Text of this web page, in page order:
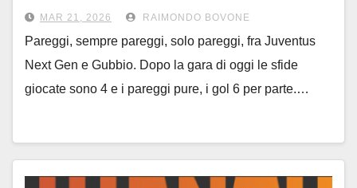
2, gol di Guerra al 94′
MAR 21, 2026 RAIMONDO BOVONE
Pareggi, sempre pareggi, solo pareggi, fra Juventus
Next Gen e Gubbio. Dopo la gara di oggi le sfide
giocate sono 4 e i pareggi pure, i gol 6 per parte.…